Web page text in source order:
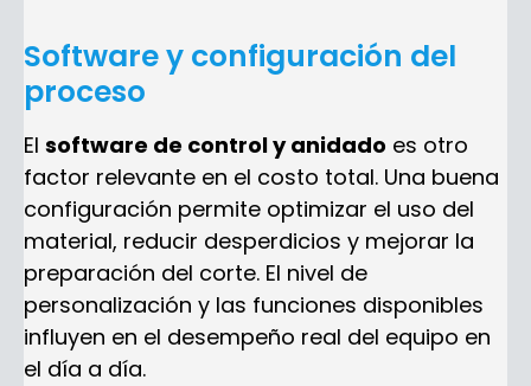
Software y configuración del
proceso
El software de control y anidado es otro
factor relevante en el costo total. Una buena
configuración permite optimizar el uso del
material, reducir desperdicios y mejorar la
preparación del corte. El nivel de
personalización y las funciones disponibles
influyen en el desempeño real del equipo en
el día a día.